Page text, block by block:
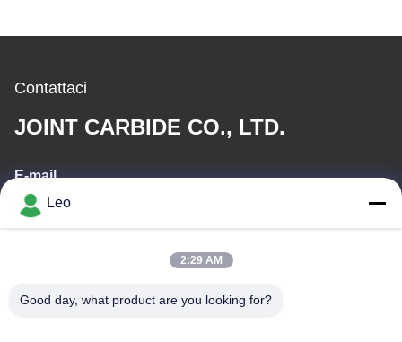
Contattaci
JOINT CARBIDE CO., LTD.
E-mail
info@groupkts.com
Leo
2:29 AM
Good day, what product are you looking for?